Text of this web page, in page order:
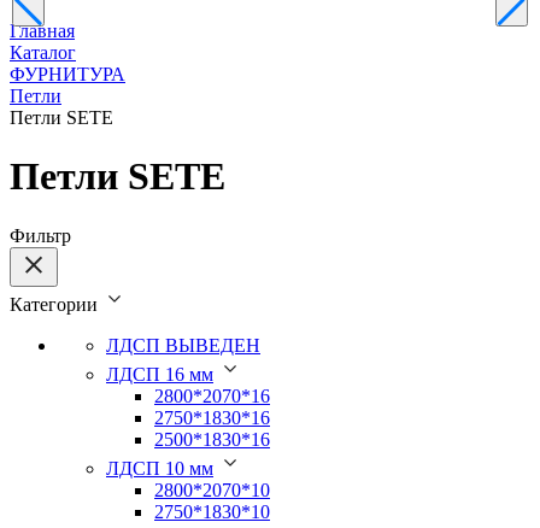
Главная
Каталог
ФУРНИТУРА
Петли
Петли SETE
Петли SETE
Фильтр
Категории
ЛДСП ВЫВЕДЕН
ЛДСП 16 мм
2800*2070*16
2750*1830*16
2500*1830*16
ЛДСП 10 мм
2800*2070*10
2750*1830*10